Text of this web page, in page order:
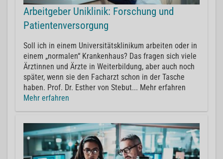
Arbeitgeber Uniklinik: Forschung und
Patientenversorgung
Soll ich in einem Universitätsklinikum arbeiten oder in
einem „normalen“ Krankenhaus? Das fragen sich viele
Ärztinnen und Ärzte in Weiterbildung, aber auch noch
später, wenn sie den Facharzt schon in der Tasche
haben. Prof. Dr. Esther von Stebut... Mehr erfahren
Mehr erfahren